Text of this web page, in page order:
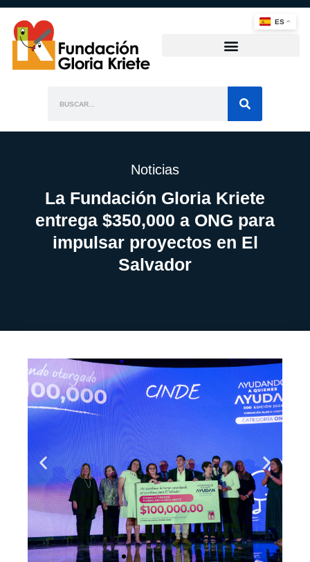
Noticias
La Fundación Gloria Kriete
entrega $350,000 a ONG para
impulsar proyectos en El
Salvador
ES